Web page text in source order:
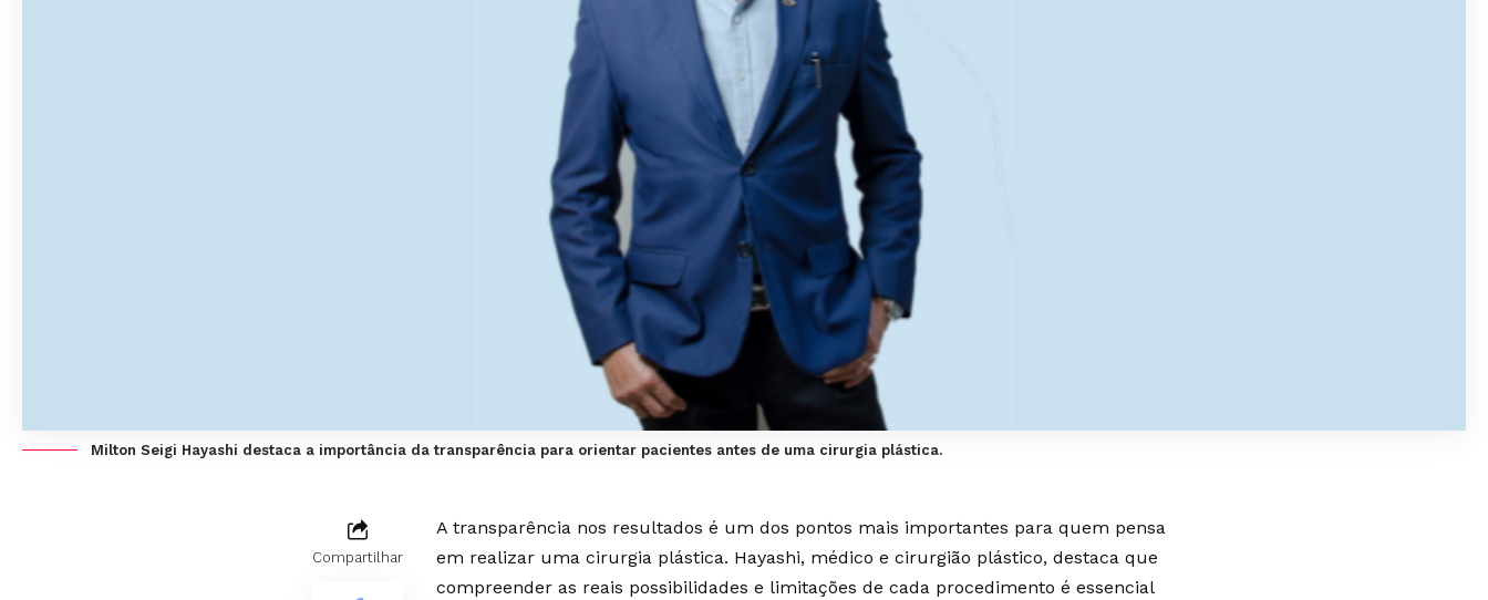
Milton Seigi Hayashi destaca a importância da transparência para orientar pacientes antes de uma cirurgia plástica.
Compartilhar
A transparência nos resultados é um dos pontos mais importantes para quem pensa
em realizar uma cirurgia plástica. Hayashi, médico e cirurgião plástico, destaca que
compreender as reais possibilidades e limitações de cada procedimento é essencial